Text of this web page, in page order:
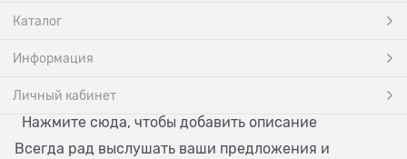
Каталог
Информация
Личный кабинет
Нажмите сюда, чтобы добавить описание
Всегда рад выслушать ваши предложения и